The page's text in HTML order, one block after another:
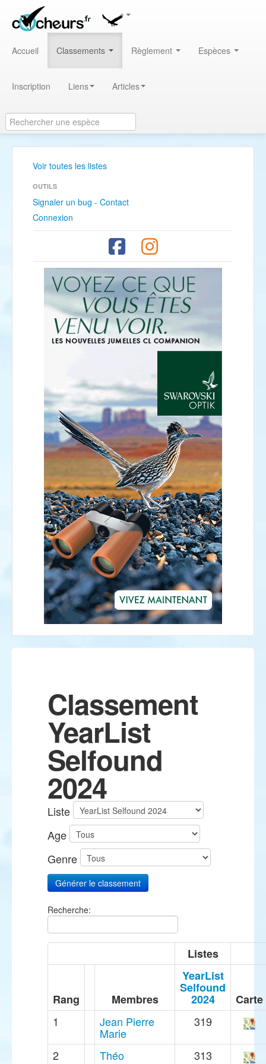
Accueil Classements Règlement Espèces
Inscription Liens Articles
Voir toutes les listes
OUTILS
Signaler un bug - Contact
Connexion
Classement
YearList
Selfound
2024
Liste
Age
Genre
Recherche:
Listes
Rang Membres
YearList
Selfound
2024
Carte
1
Jean Pierre
Marie
319
2 Théo 313